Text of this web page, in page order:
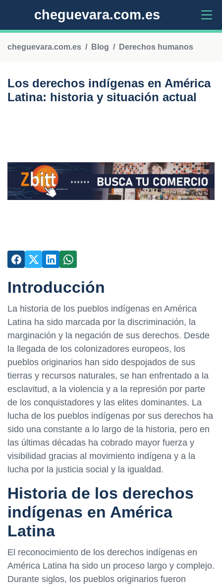
cheguevara.com.es
cheguevara.com.es Blog Derechos humanos
Los derechos indígenas en América
Latina: historia y situación actual
Introducción
La historia de los pueblos indígenas en América
Latina ha sido marcada por la discriminación, la
marginación y la negación de sus derechos. Desde
la llegada de los colonizadores europeos, los
pueblos originarios han sido despojados de sus
tierras y recursos naturales, se han enfrentado a la
esclavitud, a la violencia y a la represión por parte
de los conquistadores y las elites dominantes. La
lucha de los pueblos indígenas por sus derechos ha
sido una constante a lo largo de la historia, pero en
las últimas décadas ha cobrado mayor fuerza y
visibilidad gracias al movimiento indígena y a la
lucha por la justicia social y la igualdad.
Historia de los derechos
indígenas en América
Latina
El reconocimiento de los derechos indígenas en
América Latina ha sido un proceso largo y complejo.
Durante siglos, los pueblos originarios fueron